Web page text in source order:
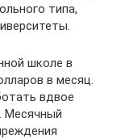
типа,
школе в
в месяц.
вдвое
Месячный